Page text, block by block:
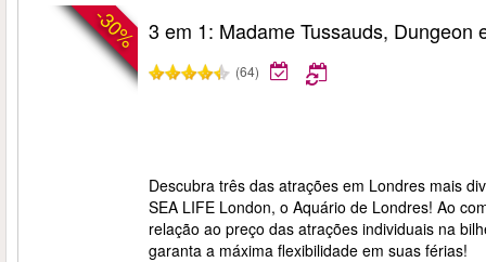
-30% 3 em 1: Madame Tussauds, Dungeon
(64)
Descubra três das atrações em Londres mais
SEA LIFE London, o Aquário de Londres! Ao
relação ao preço das atrações individuais na
garanta a máxima flexibilidade em suas férias!